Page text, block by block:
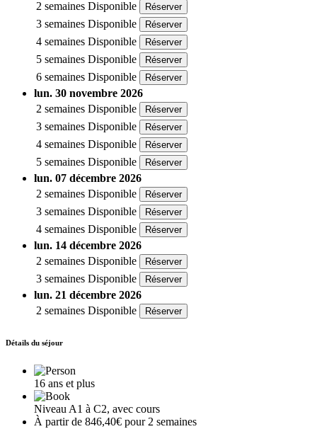
2 semaines Disponible Réserver
3 semaines Disponible Réserver
4 semaines Disponible Réserver
5 semaines Disponible Réserver
6 semaines Disponible Réserver
lun. 30 novembre 2026
2 semaines Disponible Réserver
3 semaines Disponible Réserver
4 semaines Disponible Réserver
5 semaines Disponible Réserver
lun. 07 décembre 2026
2 semaines Disponible Réserver
3 semaines Disponible Réserver
4 semaines Disponible Réserver
lun. 14 décembre 2026
2 semaines Disponible Réserver
3 semaines Disponible Réserver
lun. 21 décembre 2026
2 semaines Disponible Réserver
Détails du séjour
16 ans et plus
Niveau A1 à C2, avec cours
À partir de 846,40€ pour 2 semaines